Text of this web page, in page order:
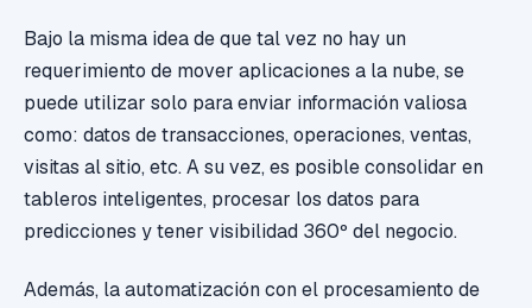
Bajo la misma idea de que tal vez no hay un
requerimiento de mover aplicaciones a la nube, se
puede utilizar solo para enviar información valiosa
como: datos de transacciones, operaciones, ventas,
visitas al sitio, etc. A su vez, es posible consolidar en
tableros inteligentes, procesar los datos para
predicciones y tener visibilidad 360º del negocio.
Además, la automatización con el procesamiento de